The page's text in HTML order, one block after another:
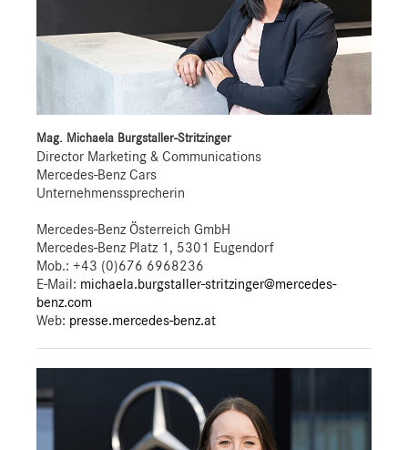
Mag. Michaela Burgstaller-Stritzinger
Director Marketing & Communications
Mercedes-Benz Cars
Unternehmenssprecherin
Mercedes-Benz Österreich GmbH
Mercedes-Benz Platz 1, 5301 Eugendorf
Mob.: +43 (0)676 6968236
E-Mail: michaela.burgstaller-stritzinger@mercedes-
benz.com
Web: presse.mercedes-benz.at